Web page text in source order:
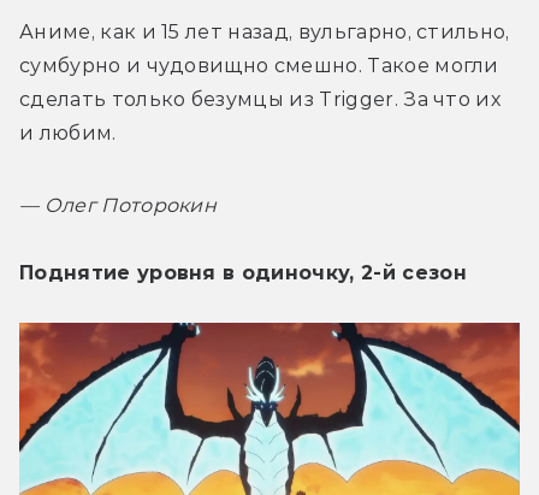
Аниме, как и 15 лет назад, вульгарно, стильно,
сумбурно и чудовищно смешно. Такое могли
сделать только безумцы из Trigger. За что их
и любим.
— Олег Поторокин
Поднятие уровня в одиночку, 2-й сезон